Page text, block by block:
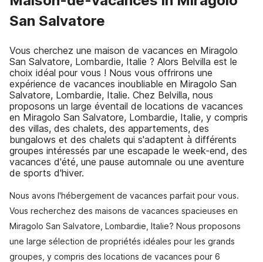
San Salvatore
Vous cherchez une maison de vacances en Miragolo
San Salvatore, Lombardie, Italie ? Alors Belvilla est le
choix idéal pour vous ! Nous vous offrirons une
expérience de vacances inoubliable en Miragolo San
Salvatore, Lombardie, Italie. Chez Belvilla, nous
proposons un large éventail de locations de vacances
en Miragolo San Salvatore, Lombardie, Italie, y compris
des villas, des chalets, des appartements, des
bungalows et des chalets qui s'adaptent à différents
groupes intéressés par une escapade le week-end, des
vacances d'été, une pause automnale ou une aventure
de sports d'hiver.
Nous avons l'hébergement de vacances parfait pour vous.
Vous recherchez des maisons de vacances spacieuses en
Miragolo San Salvatore, Lombardie, Italie? Nous proposons
une large sélection de propriétés idéales pour les grands
groupes, y compris des locations de vacances pour 6